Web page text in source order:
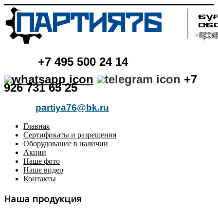
+7 495 500 24 14
+7
926 731 65 25
partiya76@bk.ru
Главная
Сертификаты и разрешения
Оборудование в наличии
Акции
Наше фото
Наше видео
Контакты
Наша продукция